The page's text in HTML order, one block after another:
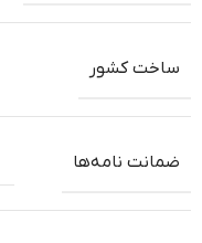
ساخت کشور
ضمانت‌ نامه‌ها